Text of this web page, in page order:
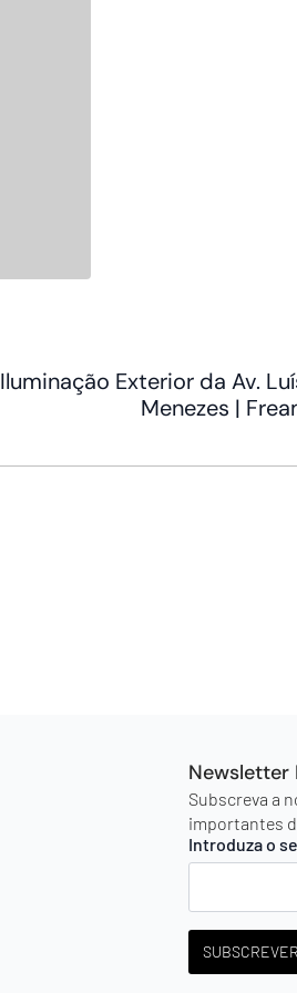
Iluminação Exterior da Av.
Menezes |
Newsletter
Subscreva a
importantes
Introduza o
SUBSCREVER